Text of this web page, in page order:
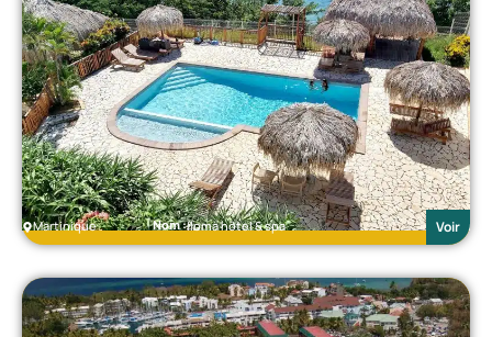
Martinique Nom :Iloma hôtel & spa Voir